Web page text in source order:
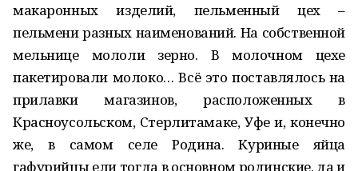
макаронных изделий, пельменный цех –
пельмени разных наименований. На собственной
мельнице мололи зерно. В молочном цехе
пакетировали молоко… Всё это поставлялось на
прилавки магазинов, расположенных в
Красноусольском, Стерлитамаке, Уфе и, конечно
же, в самом селе Родина. Куриные яйца
гафурийцы ели тогда в основном родинские, да и